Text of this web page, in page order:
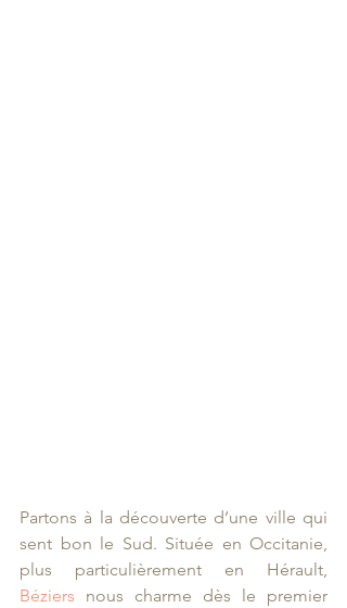
Partons à la découverte d’une ville qui
sent bon le Sud. Située en Occitanie,
Béziers nous charme dès le premier